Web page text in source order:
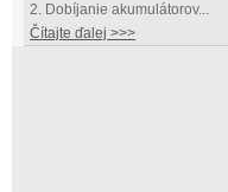
2. Dobíjanie akumulátorov...
Čítajte ďalej >>>